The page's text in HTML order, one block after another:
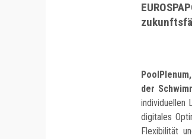
der
individuellen
digitales
Flexibilität